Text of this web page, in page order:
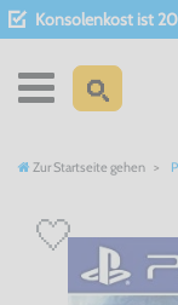
Konsolenkost ist
Zur Startseite gehen